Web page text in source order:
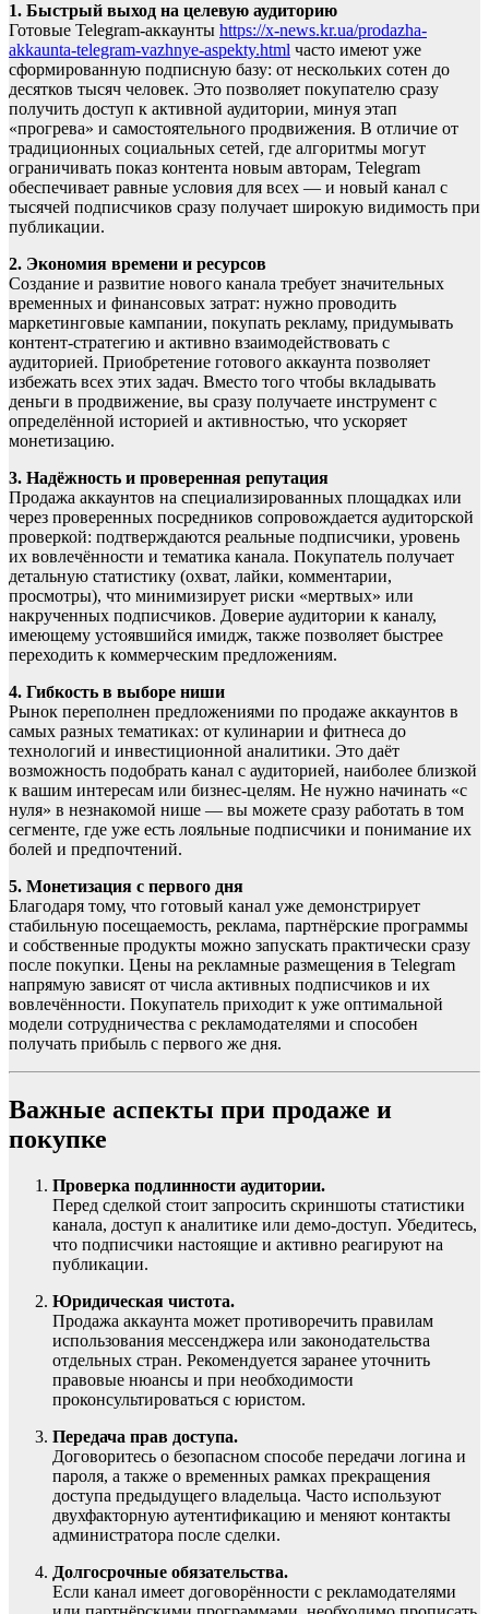
1. Быстрый выход на целевую аудиторию
Готовые Telegram-аккаунты https://x-news.kr.ua/prodazha-
akkaunta-telegram-vazhnye-aspekty.html часто имеют уже
сформированную подписную базу: от нескольких сотен до
десятков тысяч человек. Это позволяет покупателю сразу
получить доступ к активной аудитории, минуя этап
«прогрева» и самостоятельного продвижения. В отличие от
традиционных социальных сетей, где алгоритмы могут
ограничивать показ контента новым авторам, Telegram
обеспечивает равные условия для всех — и новый канал с
тысячей подписчиков сразу получает широкую видимость при
публикации.
2. Экономия времени и ресурсов
Создание и развитие нового канала требует значительных
временных и финансовых затрат: нужно проводить
маркетинговые кампании, покупать рекламу, придумывать
контент-стратегию и активно взаимодействовать с
аудиторией. Приобретение готового аккаунта позволяет
избежать всех этих задач. Вместо того чтобы вкладывать
деньги в продвижение, вы сразу получаете инструмент с
определённой историей и активностью, что ускоряет
монетизацию.
3. Надёжность и проверенная репутация
Продажа аккаунтов на специализированных площадках или
через проверенных посредников сопровождается аудиторской
проверкой: подтверждаются реальные подписчики, уровень
их вовлечённости и тематика канала. Покупатель получает
детальную статистику (охват, лайки, комментарии,
просмотры), что минимизирует риски «мертвых» или
накрученных подписчиков. Доверие аудитории к каналу,
имеющему устоявшийся имидж, также позволяет быстрее
переходить к коммерческим предложениям.
4. Гибкость в выборе ниши
Рынок переполнен предложениями по продаже аккаунтов в
самых разных тематиках: от кулинарии и фитнеса до
технологий и инвестиционной аналитики. Это даёт
возможность подобрать канал с аудиторией, наиболее близкой
к вашим интересам или бизнес-целям. Не нужно начинать «с
нуля» в незнакомой нише — вы можете сразу работать в том
сегменте, где уже есть лояльные подписчики и понимание их
болей и предпочтений.
5. Монетизация с первого дня
Благодаря тому, что готовый канал уже демонстрирует
стабильную посещаемость, реклама, партнёрские программы
и собственные продукты можно запускать практически сразу
после покупки. Цены на рекламные размещения в Telegram
напрямую зависят от числа активных подписчиков и их
вовлечённости. Покупатель приходит к уже оптимальной
модели сотрудничества с рекламодателями и способен
получать прибыль с первого же дня.
Важные аспекты при продаже и
покупке
Проверка подлинности аудитории.
Перед сделкой стоит запросить скриншоты статистики
канала, доступ к аналитике или демо-доступ. Убедитесь,
что подписчики настоящие и активно реагируют на
публикации.
Юридическая чистота.
Продажа аккаунта может противоречить правилам
использования мессенджера или законодательства
отдельных стран. Рекомендуется заранее уточнить
правовые нюансы и при необходимости
проконсультироваться с юристом.
Передача прав доступа.
Договоритесь о безопасном способе передачи логина и
пароля, а также о временных рамках прекращения
доступа предыдущего владельца. Часто используют
двухфакторную аутентификацию и меняют контакты
администратора после сделки.
Долгосрочные обязательства.
Если канал имеет договорённости с рекламодателями